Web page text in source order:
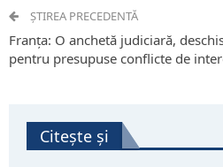
ȘTIREA PRECEDENTĂ
Franţa: O anchetă judiciară,
pentru presupuse conflicte de
Citește și